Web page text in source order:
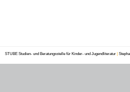
STUBE Studien- und Beratungsstelle für Kinder- und Jugendliteratur